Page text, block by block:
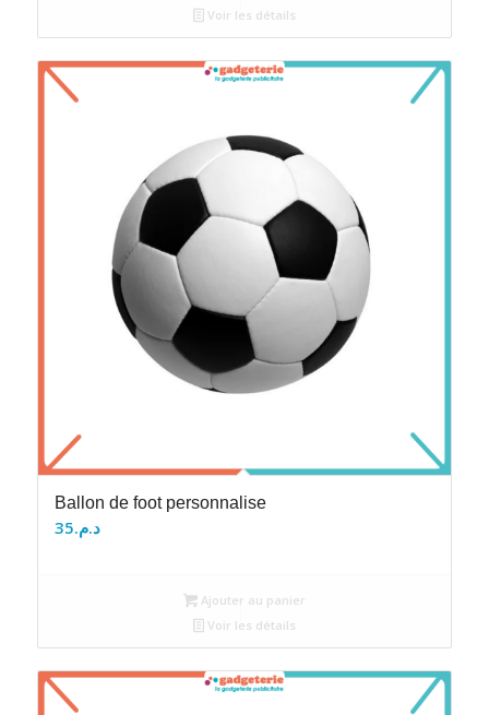
Voir les détails
Ballon de foot personnalise
د.م.35
Ajouter au panier
Voir les détails